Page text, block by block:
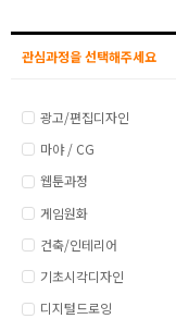
관심과정을 선택해주세요
광고/편집디자인
마야 / CG
웹툰과정
게임원화
건축/인테리어
기초시각디자인
디지털드로잉